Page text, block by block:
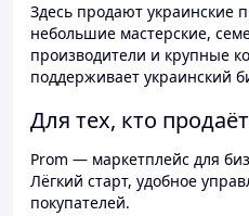
Здесь продают украинские
небольшие мастерские,
производители и крупные
поддерживает украинский
Для тех, кто
Prom — маркетплейс для
Лёгкий старт, удобное
покупателей.